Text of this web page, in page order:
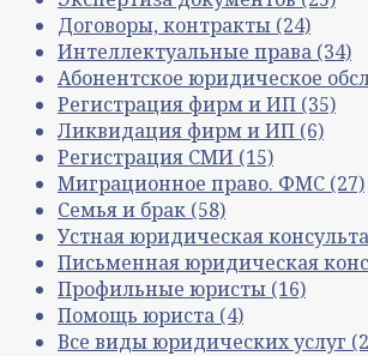
Договоры, контракты (24)
Интеллектуальные права (34)
Абонентское юридическое
Регистрация фирм и ИП (35)
Ликвидация фирм и ИП (6)
Регистрация СМИ (15)
Миграционное право. ФМС (27)
Семья и брак (58)
Устная юридическая
Письменная юридическая
Профильные юристы (16)
Помощь юриста (4)
Все виды юридических услуг